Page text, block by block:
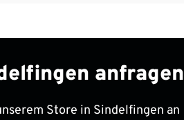
anfragen
Store in Sindelfingen an